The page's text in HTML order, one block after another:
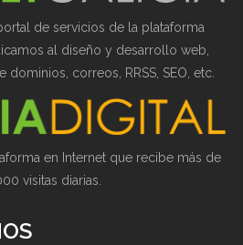
de servicios de la plataforma
al diseño y desarrollo web,
correos, RRSS, SEO, etc.
en Internet que recibe más de
visitas diarias.